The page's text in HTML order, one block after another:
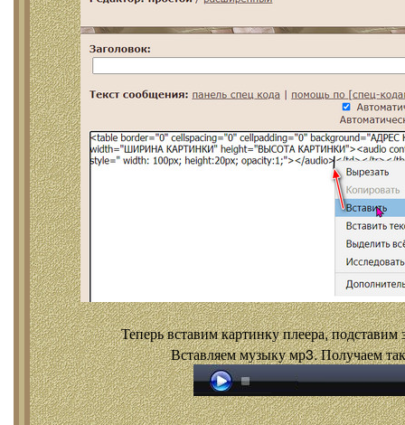
Теперь вставим картинку плеера, подставим
Вставляем музыку мр3. Получаем